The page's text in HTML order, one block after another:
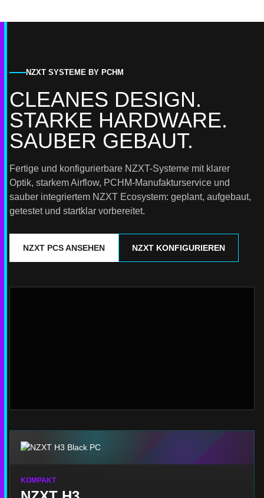
NZXT SYSTEME BY PCHM
CLEANES DESIGN.
STARKE HARDWARE.
SAUBER GEBAUT.
Fertige und konfigurierbare NZXT-Systeme mit klarer
Optik, starkem Airflow, PCHM-Manufakturservice und
sauber integriertem NZXT Ecosystem: geplant, aufgebaut,
getestet und startklar vorbereitet.
NZXT PCS ANSEHEN NZXT KONFIGURIEREN
KOMPAKT